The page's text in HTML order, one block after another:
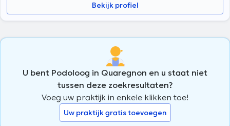
Bekijk profiel
U bent Podoloog in Quaregnon en u staat niet
tussen deze zoekresultaten?
Voeg uw praktijk in enkele klikken toe!
Uw praktijk gratis toevoegen